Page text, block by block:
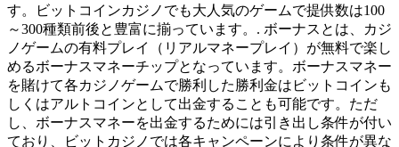
す。ビットコインカジノでも大人気のゲームで提供数は100
～300種類前後と豊富に揃っています。. ボーナスとは、カジ
ノゲームの有料プレイ（リアルマネープレイ）が無料で楽し
めるボーナスマネーチップとなっています。ボーナスマネー
を賭けて各カジノゲームで勝利した勝利金はビットコインも
しくはアルトコインとして出金することも可能です。ただ
し、ボーナスマネーを出金するためには引き出し条件が付い
ており、ビットカジノでは各キャンペーンにより条件が異な